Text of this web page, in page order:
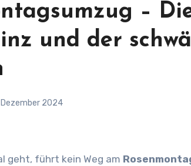
–
und der
Dezember 2024
geht, führt kein Weg am